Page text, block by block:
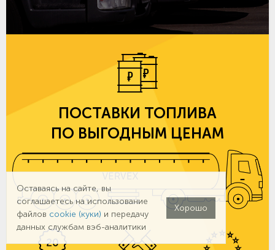
ПОСТАВКИ ТОПЛИВА
ПО ВЫГОДНЫМ ЦЕНАМ
Оставаясь на сайте, вы
соглашаетесь на использование
файлов cookie (куки) и передачу
данных службам вэб-аналитики
Хорошо